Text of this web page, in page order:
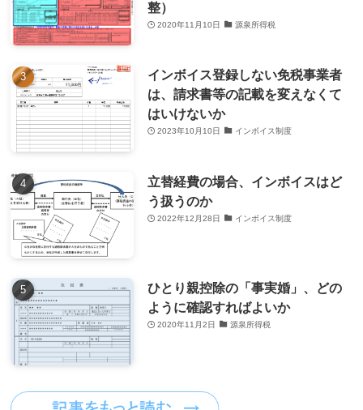
整）
2020年11月10日 源泉所得税
インボイス登録しない免税事業者
は、請求書等の記載を変えなくて
はいけないか
2023年10月10日 インボイス制度
立替経費の場合、インボイスはど
う扱うのか
2022年12月28日 インボイス制度
ひとり親控除の「事実婚」、どの
ように確認すればよいか
2020年11月2日 源泉所得税